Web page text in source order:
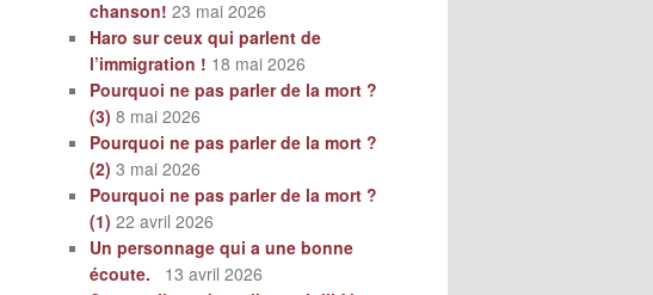
chanson! 23 mai 2026
Haro sur ceux qui parlent de
l’immigration ! 18 mai 2026
Pourquoi ne pas parler de la mort ?
(3) 8 mai 2026
Pourquoi ne pas parler de la mort ?
(2) 3 mai 2026
Pourquoi ne pas parler de la mort ?
(1) 22 avril 2026
Un personnage qui a une bonne
écoute.
13 avril 2026